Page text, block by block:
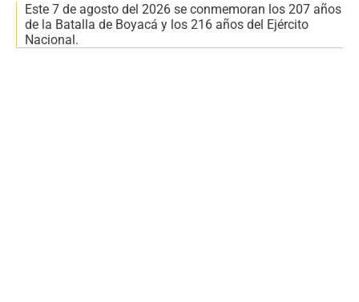
Este 7 de agosto del 2026 se conmemoran los 207 años
de la Batalla de Boyacá y los 216 años del Ejército
Nacional.